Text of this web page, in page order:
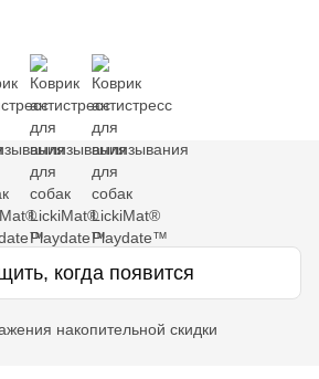
когда появится
накопительной скидки